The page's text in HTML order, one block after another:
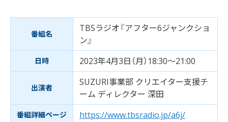
番組名
TBSラジオ『アフター6ジャンクショ
ン』
日時 2023年4月3日（月）18:30～21:00
出演者
SUZURI事業部 クリエイター支援チ
ーム ディレクター 深田
番組詳細ページ https://www.tbsradio.jp/a6j/